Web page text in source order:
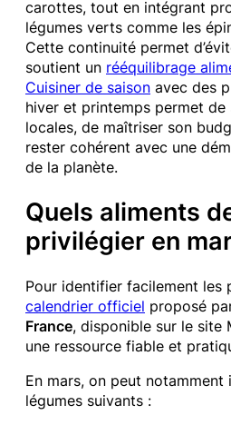
carottes, tout en intégrant
légumes verts comme les
Cette continuité permet
soutient un rééquilibrage
Cuisiner de saison avec des
hiver et printemps permet
locales, de maîtriser son
rester cohérent avec une
de la planète.
Quels aliments
privilégier en
Pour identifier facilement les
calendrier officiel proposé
France, disponible sur le site
une ressource fiable et
En mars, on peut
légumes suivants :